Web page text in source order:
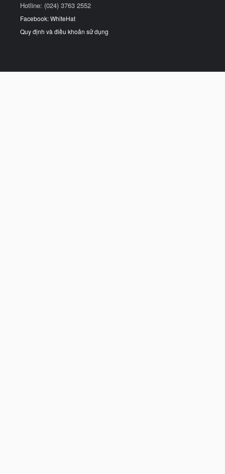
Hotline: (024) 3763 2552
Facebook: WhiteHat
Quy định và điều khoản sử dụng